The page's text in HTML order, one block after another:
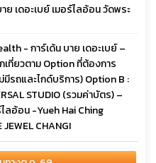
ย เดอะเบย์ เมอร์ไลอ้อน วัดพระ
- การ์เด้น บาย เดอะเบย์ –
เที่ยวตาม Option ที่ต้องการ
รถและไกด์บริการ) Option B :
STUDIO (รวมค่าบัตร) –
ลอ้อน -Yueh Hai Ching
CHANGI